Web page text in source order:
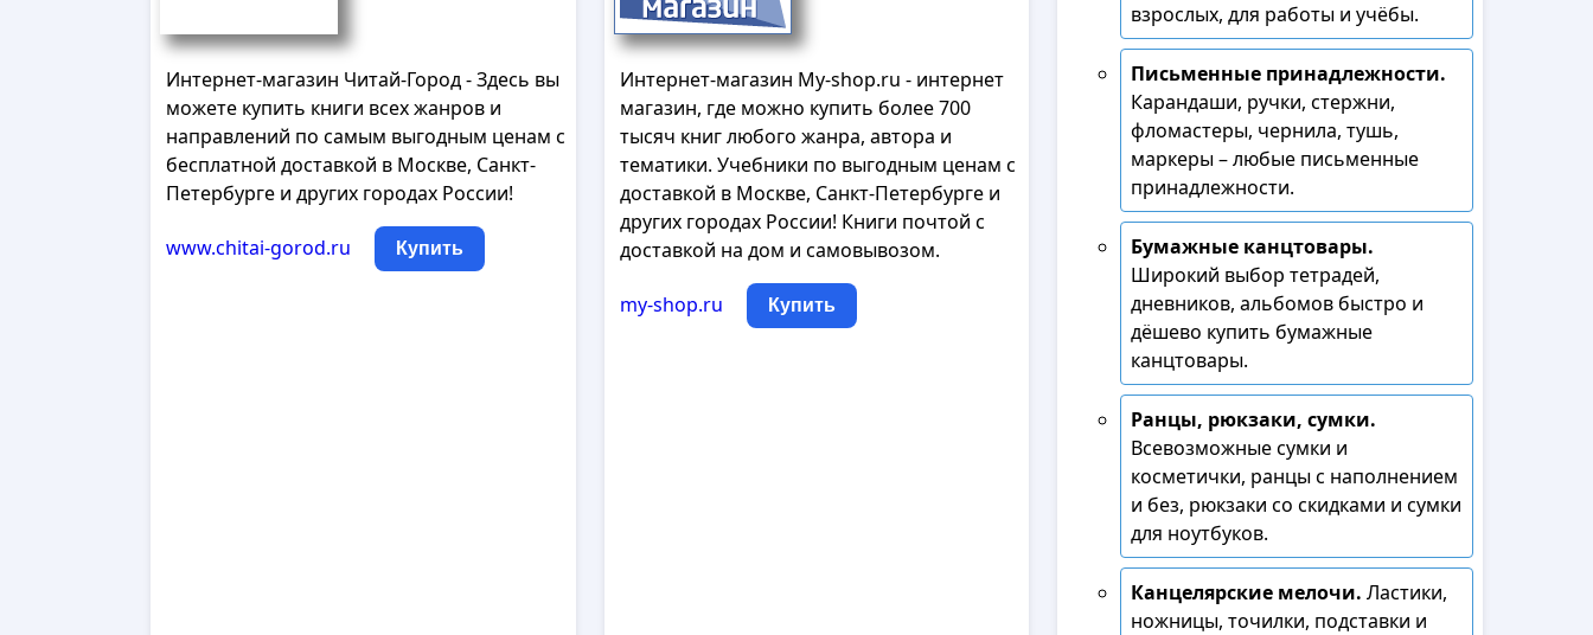
Интернет-магазин Читай-Город - Здесь вы
можете купить книги всех жанров и
направлений по самым выгодным ценам с
бесплатной доставкой в Москве, Санкт-
Петербурге и других городах России!
www.chitai-gorod.ru Купить
Интернет-магазин My-shop.ru - интернет
магазин, где можно купить более 700
тысяч книг любого жанра, автора и
тематики. Учебники по выгодным ценам с
доставкой в Москве, Санкт-Петербурге и
других городах России! Книги почтой с
доставкой на дом и самовывозом.
my-shop.ru Купить
взрослых, для работы и учёбы.
Письменные принадлежности.
Карандаши, ручки, стержни,
фломастеры, чернила, тушь,
маркеры – любые письменные
принадлежности.
Бумажные канцтовары.
Широкий выбор тетрадей,
дневников, альбомов быстро и
дёшево купить бумажные
канцтовары.
Ранцы, рюкзаки, сумки.
Всевозможные сумки и
косметички, ранцы с наполнением
и без, рюкзаки со скидками и сумки
для ноутбуков.
Канцелярские мелочи. Ластики,
ножницы, точилки, подставки и